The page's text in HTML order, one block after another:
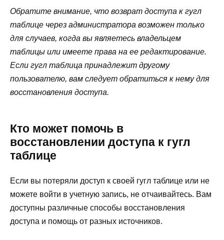
Обратите внимание, что возврат доступа к гугл
таблице через администратора возможен только
для случаев, когда вы являетесь владельцем
таблицы или имеете права на ее редактирование.
Если гугл таблица принадлежит другому
пользователю, вам следует обратиться к нему для
восстановления доступа.
Кто может помочь в
восстановлении доступа к гугл
таблице
Если вы потеряли доступ к своей гугл таблице или не
можете войти в учетную запись, не отчаивайтесь. Вам
доступны различные способы восстановления
доступа и помощь от разных источников.